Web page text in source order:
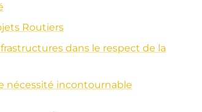
Routiers
dans le respect de la
nécessité incontournable